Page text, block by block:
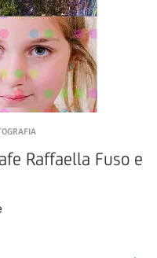
Raffaella Fuso e